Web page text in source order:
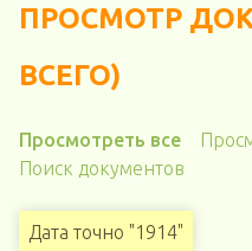
ПРОСМОТР
ВСЕГО)
Просмотреть все
Поиск документов
Дата точно "1914"